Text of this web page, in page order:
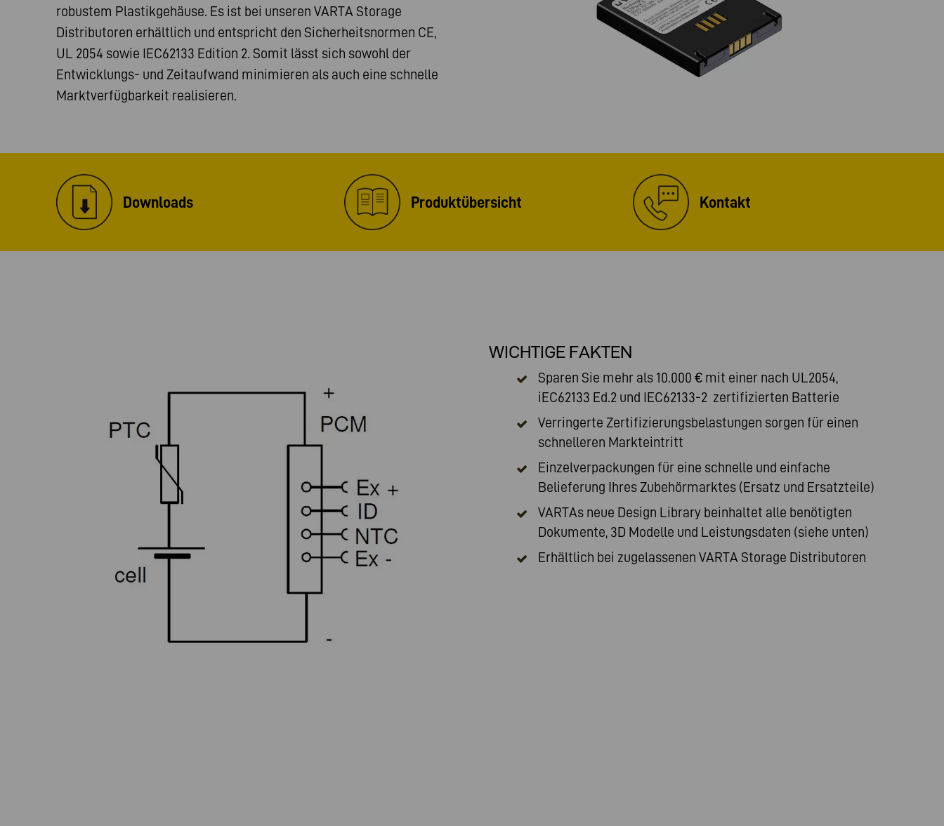
robustem Plastikgehäuse. Es ist bei unseren VARTA Storage
Distributoren erhältlich und entspricht den Sicherheitsnormen CE,
UL 2054 sowie IEC62133 Edition 2. Somit lässt sich sowohl der
Entwicklungs- und Zeitaufwand minimieren als auch eine schnelle
Marktverfügbarkeit realisieren.
Downloads Produktübersicht Kontakt
WICHTIGE FAKTEN
Sparen Sie mehr als 10.000 € mit einer nach UL2054,
iEC62133 Ed.2 und IEC62133-2 zertifizierten Batterie
Verringerte Zertifizierungsbelastungen sorgen für einen
schnelleren Markteintritt
Einzelverpackungen für eine schnelle und einfache
Belieferung Ihres Zubehörmarktes (Ersatz und Ersatzteile)
VARTAs neue Design Library beinhaltet alle benötigten
Dokumente, 3D Modelle und Leistungsdaten (siehe unten)
Erhältlich bei zugelassenen VARTA Storage Distributoren